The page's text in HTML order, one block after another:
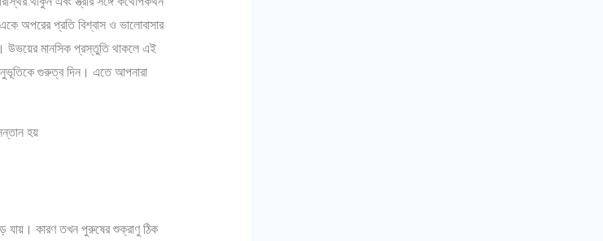
অপরের প্রতি বিশ্বাস ও ভালোবাসার
উভয়ের মানসিক প্রস্তুতি থাকলে এই
অনুভূতিকে গুরুত্ব দিন। এতে আপনারা
যায়। কারণ তখন পুরুষের শুক্রাণু ঠিক